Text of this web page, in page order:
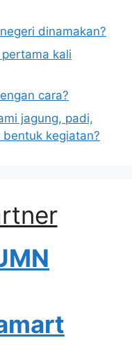
dinamakan?
kali
cara?
jagung, padi,
kegiatan?